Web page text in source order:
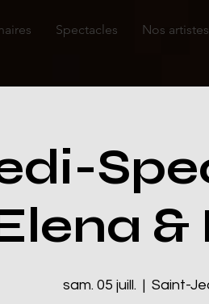
Spectacles Nos artistes
sam. 05 juill.
  |
Saint-